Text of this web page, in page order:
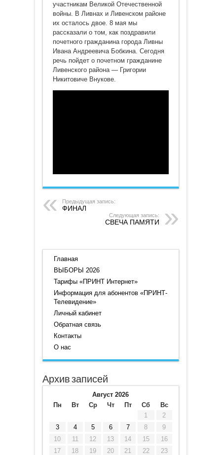
участникам Великой Отечественной
войны. В Ливнах и Ливенском районе
их осталось двое. 8 мая мы
рассказали о том, как поздравили
почетного гражданина города Ливны
Ивана Андреевича Бобкина. Сегодня
речь пойдет о почетном гражданине
Ливенского района — Григории
Никитовиче Внукове.
Предыдущая запись:
ФИНАЛ
Следующая запись:
СВЕЧА ПАМЯТИ
Главная
ВЫБОРЫ 2026
Тарифы «ПРИНТ Интернет»
Информация для абонентов «ПРИНТ-
Телевидение»
Личный кабинет
Обратная связь
Контакты
О нас
Архив записей
Август 2026
Пн
Вт Ср Чт Пт Сб
Вс
1
2
3
4 5 6 7 8
9
10
11 12 13 14 15
16
17
18 19 20 21 22 23